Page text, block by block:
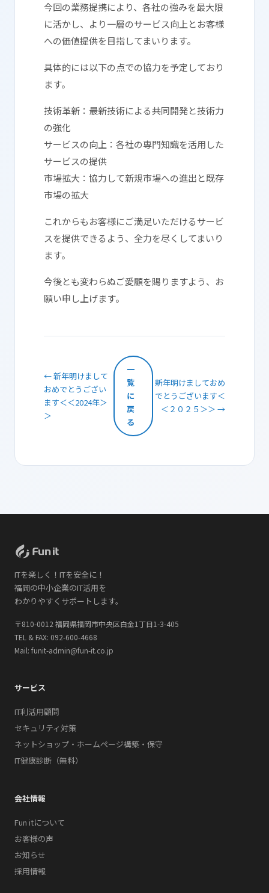
今回の業務提携により、各社の強みを最大限
に活かし、より一層のサービス向上とお客様
への価値提供を目指してまいります。
具体的には以下の点での協力を予定しており
ます。
技術革新：最新技術による共同開発と技術力
の強化
サービスの向上：各社の専門知識を活用した
サービスの提供
市場拡大：協力して新規市場への進出と既存
市場の拡大
これからもお客様にご満足いただけるサービ
スを提供できるよう、全力を尽くしてまいり
ます。
今後とも変わらぬご愛顧を賜りますよう、お
願い申し上げます。
← 新年明けまして
おめでとうござい
ます＜＜2024年＞
＞
一
覧
に
戻
る
新年明けましておめ
でとうございます＜
＜２０２５＞＞ →
ITを楽しく！ITを安全に！
福岡の中小企業のIT活用を
わかりやすくサポートします。
〒810-0012 福岡県福岡市中央区白金1丁目1-3-405
TEL & FAX: 092-600-4668
Mail: funit-admin@fun-it.co.jp
サービス
IT利活用顧問
セキュリティ対策
ネットショップ・ホームページ構築・保守
IT健康診断（無料）
会社情報
Fun itについて
お客様の声
お知らせ
採用情報